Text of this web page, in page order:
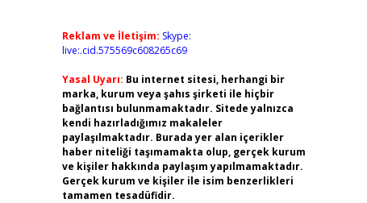
Reklam ve İletişim: Skype:
live:.cid.575569c608265c69
Yasal Uyarı: Bu internet sitesi, herhangi bir
marka, kurum veya şahıs şirketi ile hiçbir
bağlantısı bulunmamaktadır. Sitede yalnızca
kendi hazırladığımız makaleler
paylaşılmaktadır. Burada yer alan içerikler
haber niteliği taşımamakta olup, gerçek kurum
ve kişiler hakkında paylaşım yapılmamaktadır.
Gerçek kurum ve kişiler ile isim benzerlikleri
tamamen tesadüfidir.